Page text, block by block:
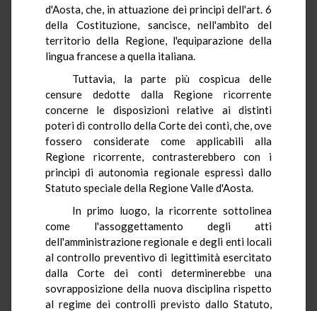
d'Aosta, che, in attuazione dei principi dell'art. 6
della Costituzione, sancisce, nell'ambito del
territorio della Regione, l'equiparazione della
lingua francese a quella italiana.
Tuttavia, la parte più cospicua delle
censure dedotte dalla Regione ricorrente
concerne le disposizioni relative ai distinti
poteri di controllo della Corte dei conti, che, ove
fossero considerate come applicabili alla
Regione ricorrente, contrasterebbero con i
principi di autonomia regionale espressi dallo
Statuto speciale della Regione Valle d'Aosta.
In primo luogo, la ricorrente sottolinea
come l'assoggettamento degli atti
dell'amministrazione regionale e degli enti locali
al controllo preventivo di legittimità esercitato
dalla Corte dei conti determinerebbe una
sovrapposizione della nuova disciplina rispetto
al regime dei controlli previsto dallo Statuto,